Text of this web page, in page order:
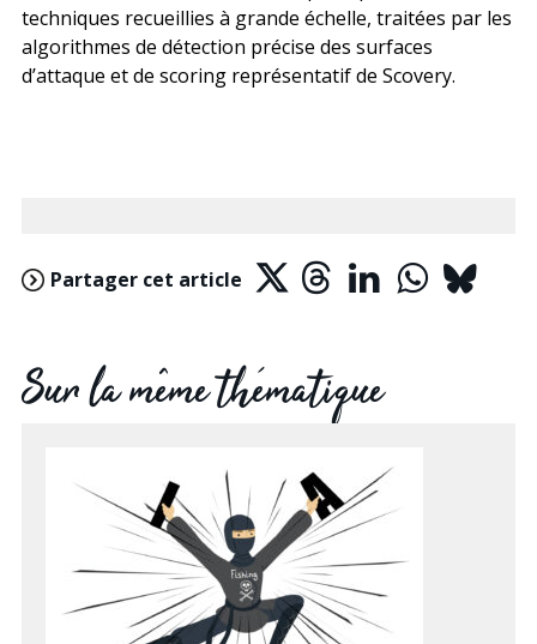
techniques recueillies à grande échelle, traitées par les
algorithmes de détection précise des surfaces
d’attaque et de scoring représentatif de Scovery.
Partager cet article
Sur la même thématique